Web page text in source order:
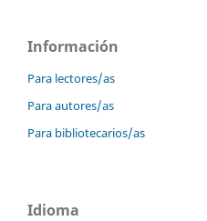
Información
Para lectores/as
Para autores/as
Para bibliotecarios/as
Idioma